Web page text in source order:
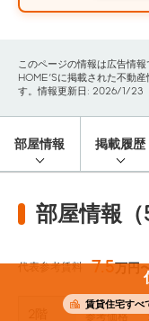
賃貸住宅すべ
このページの情報は広告情
HOME'Sに掲載された不動
す。情報更新日: 2026/1/23
部屋情報 掲載履歴
部屋情報（
代表参考賃料 7.5万円
参考価格